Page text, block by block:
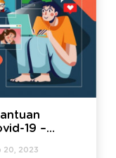
19 –
20, 2023